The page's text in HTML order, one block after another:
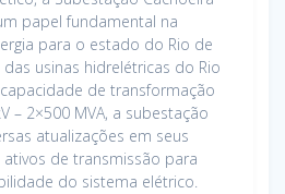
papel fundamental na
para o estado do Rio de
das usinas hidrelétricas do Rio
de transformação
– 2×500 MVA, a subestação
atualizações em seus
de transmissão para
do sistema elétrico.